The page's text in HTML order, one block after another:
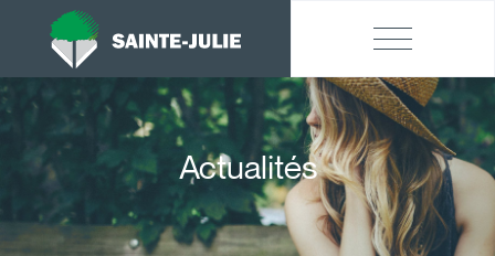
Actualités